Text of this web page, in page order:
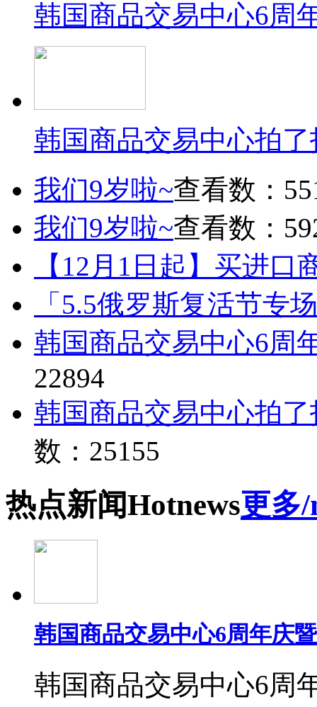
韩国商品交易中心6周
韩国商品交易中心拍
我们9岁啦~查看数：
我们9岁啦~查看数：
【12月1日起】买进口
「5.5俄罗斯复活节专
韩国商品交易中心6周
22894
韩国商品交易中心拍
数：25155
热点新闻Hotnews更多
韩国商品交易中心6周年庆
韩国商品交易中心6周